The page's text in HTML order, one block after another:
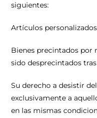
siguientes:
Artículos personalizados
Bienes precintados por
sido desprecintados
Su derecho a desistir
exclusivamente a
en las mismas